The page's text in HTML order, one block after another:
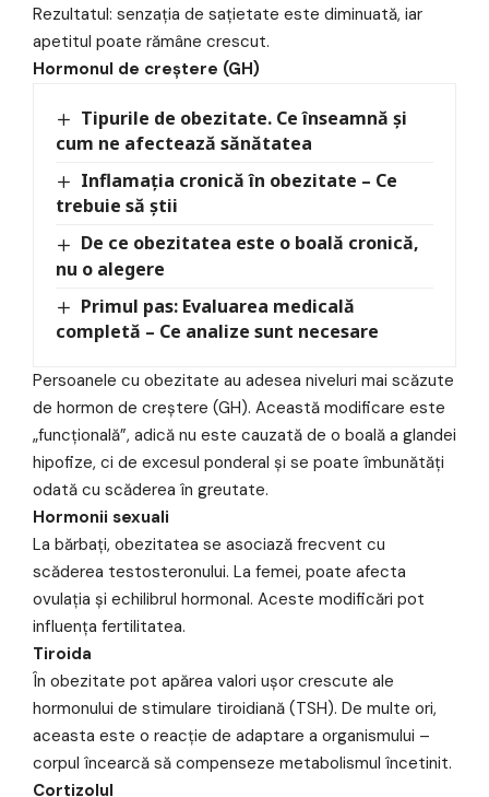
Rezultatul: senzația de sațietate este diminuată, iar
apetitul poate rămâne crescut.
Hormonul de creștere (GH)
Tipurile de obezitate. Ce înseamnă și
cum ne afectează sănătatea
Inflamația cronică în obezitate – Ce
trebuie să știi
De ce obezitatea este o boală cronică,
nu o alegere
Primul pas: Evaluarea medicală
completă – Ce analize sunt necesare
Persoanele cu obezitate au adesea niveluri mai scăzute
de hormon de creștere (GH). Această modificare este
„funcțională”, adică nu este cauzată de o boală a glandei
hipofize, ci de excesul ponderal și se poate îmbunătăți
odată cu scăderea în greutate.
Hormonii sexuali
La bărbați, obezitatea se asociază frecvent cu
scăderea testosteronului. La femei, poate afecta
ovulația și echilibrul hormonal. Aceste modificări pot
influența fertilitatea.
Tiroida
În obezitate pot apărea valori ușor crescute ale
hormonului de stimulare tiroidiană (TSH). De multe ori,
aceasta este o reacție de adaptare a organismului –
corpul încearcă să compenseze metabolismul încetinit.
Cortizolul